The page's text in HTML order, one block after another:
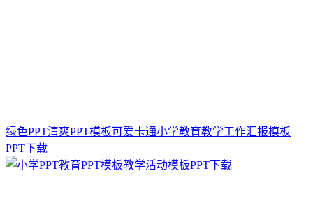
绿色PPT清爽PPT模板可爱卡通小学教育教学工作汇报模板
PPT下载